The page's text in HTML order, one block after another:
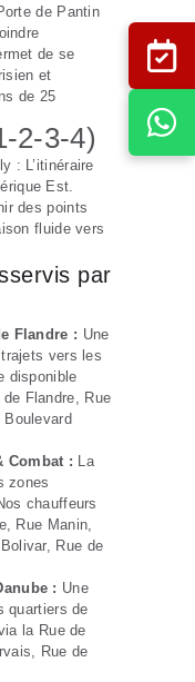
de Pantin
de se
et
de 25
2-3-4)
: L’itinéraire
Est.
des points
fluide vers
par
Flandre : Une
vers les
disponible
Flandre, Rue
Combat : La
zones
chauffeurs
Rue Manin,
Rue de
: Une
quartiers de
la Rue de
Rue de